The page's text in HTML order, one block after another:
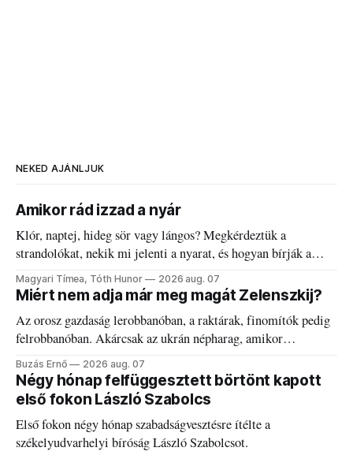
NEKED AJÁNLJUK
Amikor rád izzad a nyár
Klór, naptej, hideg sör vagy lángos? Megkérdeztük a
strandolókat, nekik mi jelenti a nyarat, és hogyan bírják a
kánikulát.
Magyari Tímea, Tóth Hunor 2026 aug. 07
Miért nem adja már meg magát Zelenszkij?
Az orosz gazdaság lerobbanóban, a raktárak, finomítók pedig
felrobbanóban. Akárcsak az ukrán népharag, amikor
elégedetlen vezetőivel.
Buzás Ernő 2026 aug. 07
Négy hónap felfüggesztett börtönt kapott
első fokon László Szabolcs
Első fokon négy hónap szabadságvesztésre ítélte a
székelyudvarhelyi bíróság László Szabolcsot.